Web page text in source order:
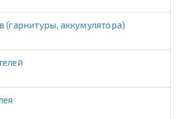
(гарнитуры, аккумулятора)